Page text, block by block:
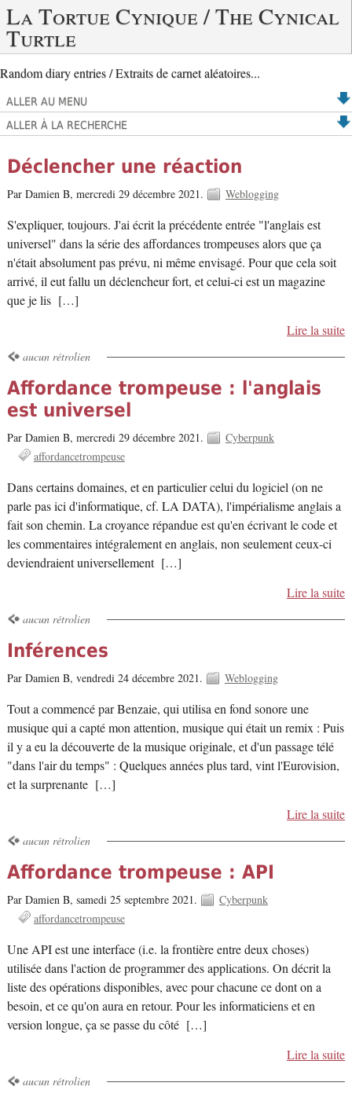
La Tortue Cynique / The Cynical
Turtle
Random diary entries / Extraits de carnet aléatoires...
ALLER AU MENU
ALLER À LA RECHERCHE
Déclencher une réaction
Par Damien B, mercredi 29 décembre 2021. Weblogging
S'expliquer, toujours. J'ai écrit la précédente entrée "l'anglais est
universel" dans la série des affordances trompeuses alors que ça
n'était absolument pas prévu, ni même envisagé. Pour que cela soit
arrivé, il eut fallu un déclencheur fort, et celui-ci est un magazine
que je lis […]
Lire la suite
aucun rétrolien
Affordance trompeuse : l'anglais
est universel
Par Damien B, mercredi 29 décembre 2021.
Cyberpunk
affordancetrompeuse
Dans certains domaines, et en particulier celui du logiciel (on ne
parle pas ici d'informatique, cf. LA DATA), l'impérialisme anglais a
fait son chemin. La croyance répandue est qu'en écrivant le code et
les commentaires intégralement en anglais, non seulement ceux-ci
deviendraient universellement […]
Lire la suite
aucun rétrolien
Inférences
Par Damien B, vendredi 24 décembre 2021. Weblogging
Tout a commencé par Benzaie, qui utilisa en fond sonore une
musique qui a capté mon attention, musique qui était un remix : Puis
il y a eu la découverte de la musique originale, et d'un passage télé
"dans l'air du temps" : Quelques années plus tard, vint l'Eurovision,
et la surprenante […]
Lire la suite
aucun rétrolien
Affordance trompeuse : API
Par Damien B, samedi 25 septembre 2021.
Cyberpunk
affordancetrompeuse
Une API est une interface (i.e. la frontière entre deux choses)
utilisée dans l'action de programmer des applications. On décrit la
liste des opérations disponibles, avec pour chacune ce dont on a
besoin, et ce qu'on aura en retour. Pour les informaticiens et en
version longue, ça se passe du côté […]
Lire la suite
aucun rétrolien